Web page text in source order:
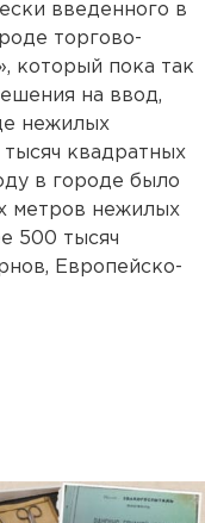
введенного в
торгово-
который пока так
на ввод,
нежилых
квадратных
в городе было
метров нежилых
500 тысяч
Европейско-